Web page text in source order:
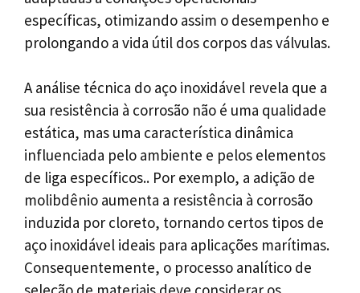
específicas, otimizando assim o desempenho e
prolongando a vida útil dos corpos das válvulas.
A análise técnica do aço inoxidável revela que a
sua resistência à corrosão não é uma qualidade
estática, mas uma característica dinâmica
influenciada pelo ambiente e pelos elementos
de liga específicos.. Por exemplo, a adição de
molibdênio aumenta a resistência à corrosão
induzida por cloreto, tornando certos tipos de
aço inoxidável ideais para aplicações marítimas.
Consequentemente, o processo analítico de